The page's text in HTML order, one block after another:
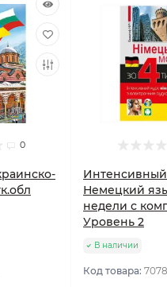
0
Немецкий
недели с
Уровень 2
В наличии
Код товара: